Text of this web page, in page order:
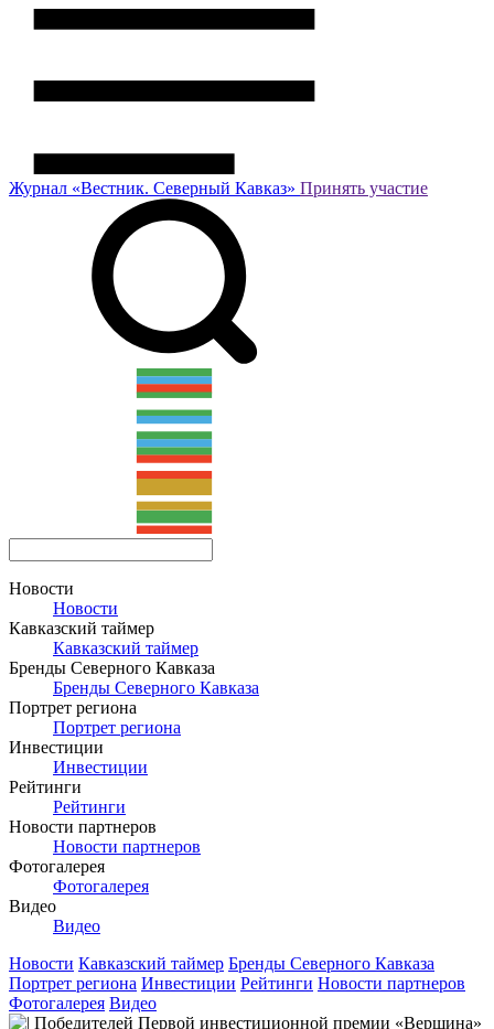
Журнал «Вестник. Северный Кавказ» Принять участие
Новости
Новости
Кавказский таймер
Кавказский таймер
Бренды Северного Кавказа
Бренды Северного Кавказа
Портрет региона
Портрет региона
Инвестиции
Инвестиции
Рейтинги
Рейтинги
Новости партнеров
Новости партнеров
Фотогалерея
Фотогалерея
Видео
Видео
Новости Кавказский таймер Бренды Северного Кавказа
Портрет региона Инвестиции Рейтинги Новости партнеров
Фотогалерея Видео